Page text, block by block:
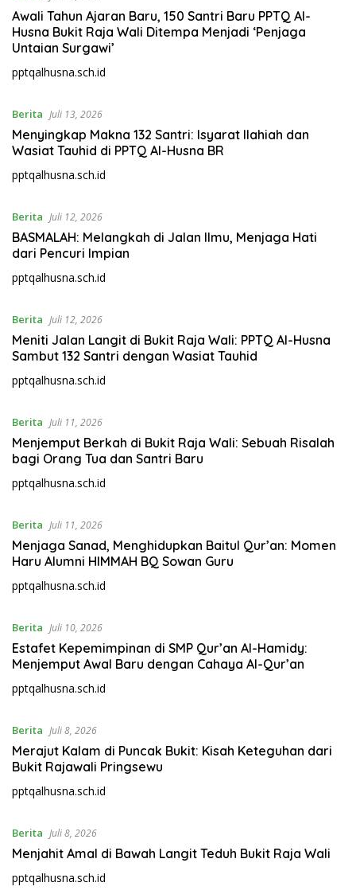
Awali Tahun Ajaran Baru, 150 Santri Baru PPTQ Al-
Husna Bukit Raja Wali Ditempa Menjadi ‘Penjaga
Untaian Surgawi’
pptqalhusna.sch.id
Berita Juli 13, 2026
Menyingkap Makna 132 Santri: Isyarat Ilahiah dan
Wasiat Tauhid di PPTQ Al-Husna BR
pptqalhusna.sch.id
Berita Juli 12, 2026
BASMALAH: Melangkah di Jalan Ilmu, Menjaga Hati
dari Pencuri Impian
pptqalhusna.sch.id
Berita Juli 12, 2026
Meniti Jalan Langit di Bukit Raja Wali: PPTQ Al-Husna
Sambut 132 Santri dengan Wasiat Tauhid
pptqalhusna.sch.id
Berita Juli 11, 2026
Menjemput Berkah di Bukit Raja Wali: Sebuah Risalah
bagi Orang Tua dan Santri Baru
pptqalhusna.sch.id
Berita Juli 11, 2026
Menjaga Sanad, Menghidupkan Baitul Qur’an: Momen
Haru Alumni HIMMAH BQ Sowan Guru
pptqalhusna.sch.id
Berita Juli 10, 2026
Estafet Kepemimpinan di SMP Qur’an Al-Hamidy:
Menjemput Awal Baru dengan Cahaya Al-Qur’an
pptqalhusna.sch.id
Berita Juli 8, 2026
Merajut Kalam di Puncak Bukit: Kisah Keteguhan dari
Bukit Rajawali Pringsewu
pptqalhusna.sch.id
Berita Juli 8, 2026
Menjahit Amal di Bawah Langit Teduh Bukit Raja Wali
pptqalhusna.sch.id